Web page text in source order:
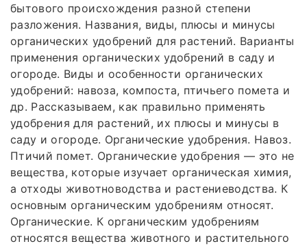
бытового происхождения разной степени
разложения. Названия, виды, плюсы и минусы
органических удобрений для растений. Варианты
применения органических удобрений в саду и
огороде. Виды и особенности органических
удобрений: навоза, компоста, птичьего помета и
др. Рассказываем, как правильно применять
удобрения для растений, их плюсы и минусы в
саду и огороде. Органические удобрения. Навоз.
Птичий помет. Органические удобрения — это не
вещества, которые изучает органическая химия,
а отходы животноводства и растениеводства. К
основным органическим удобрениям относят.
Органические. К органическим удобрениям
относятся вещества животного и растительного